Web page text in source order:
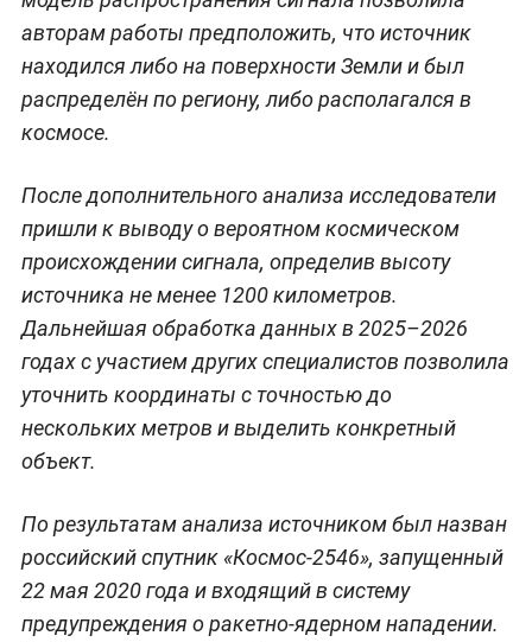
авторам работы предположить, что источник
находился либо на поверхности Земли и был
распределён по региону, либо располагался в
космосе.
После дополнительного анализа исследователи
пришли к выводу о вероятном космическом
происхождении сигнала, определив высоту
источника не менее 1200 километров.
Дальнейшая обработка данных в 2025–2026
годах с участием других специалистов позволила
уточнить координаты с точностью до
нескольких метров и выделить конкретный
объект.
По результатам анализа источником был назван
российский спутник «Космос-2546», запущенный
22 мая 2020 года и входящий в систему
предупреждения о ракетно-ядерном нападении.